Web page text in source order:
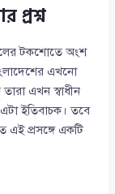
প্রশ্ন
টকশোতে অংশ
এখনো
এখন স্বাধীন
ইতিবাচক। তবে
এই প্রসঙ্গে একটি